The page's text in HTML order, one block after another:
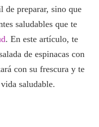
de preparar, sino que
saludables que te
. En este artículo, te
de espinacas con
con su frescura y te
saludable.